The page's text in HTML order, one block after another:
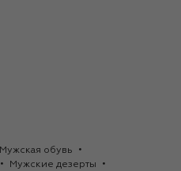
Мужская обувь
Мужские дезерты